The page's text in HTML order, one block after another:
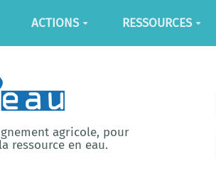
ACTIONS RESSOURCES
agricole, pour
ressource en eau.